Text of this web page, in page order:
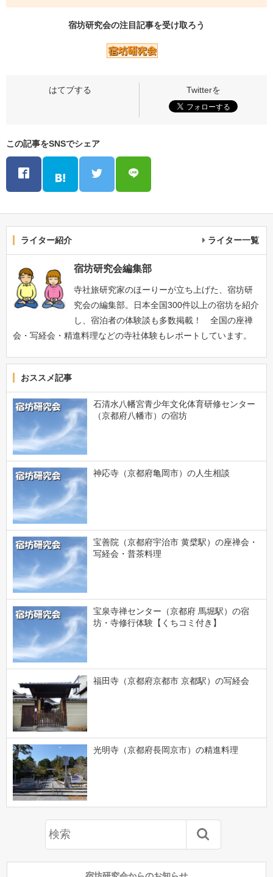
宿坊研究会の注目記事を受け取ろう
この記事をSNSでシェア
ライター紹介 ライター一覧
宿坊研究会編集部
寺社旅研究家のほーりーが立ち上げた、宿坊研
究会の編集部。日本全国300件以上の宿坊を紹介
し、宿泊者の体験談も多数掲載！ 全国の座禅
会・写経会・精進料理などの寺社体験もレポートしています。
おススメ記事
石清水八幡宮青少年文化体育研修センター
（京都府八幡市）の宿坊
神応寺（京都府亀岡市）の人生相談
宝善院（京都府宇治市 黄檗駅）の座禅会・
写経会・普茶料理
宝泉寺禅センター（京都府 馬堀駅）の宿
坊・寺修行体験【くちコミ付き】
福田寺（京都府京都市 京都駅）の写経会
光明寺（京都府長岡京市）の精進料理